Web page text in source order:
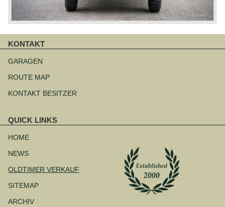
KONTAKT
überspringen
GARAGEN
ROUTE MAP
KONTAKT BESITZER
QUICK LINKS
überspringen
HOME
NEWS
OLDTIMER VERKAUF
SITEMAP
ARCHIV